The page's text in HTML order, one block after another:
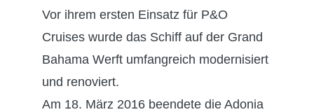
Vor ihrem ersten Einsatz für P&O
Cruises wurde das Schiff auf der Grand
Bahama Werft umfangreich modernisiert
und renoviert.
Am 18. März 2016 beendete die Adonia